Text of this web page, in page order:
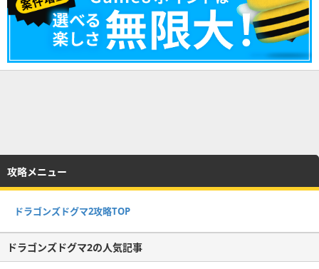
攻略メニュー
ドラゴンズドグマ2攻略TOP
ドラゴンズドグマ2の人気記事